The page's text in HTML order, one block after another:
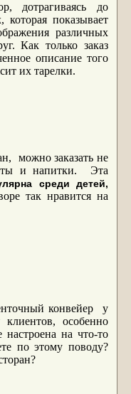
дотрагиваясь до
показывает
различных
Как только заказ
описание того
их тарелки.
можно заказать не
и напитки. Эта
среди детей,
так нравится на
конвейер у
особенно
на что-то
по этому поводу?